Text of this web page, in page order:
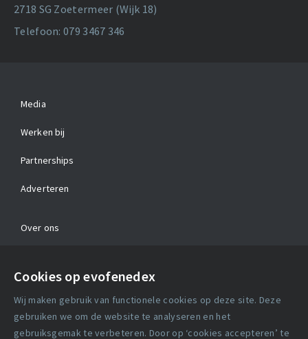
Cookies op evofenedex
Wij maken gebruik van functionele cookies op deze site. Deze
gebruiken we om de website te analyseren en het
gebruiksgemak te verbeteren. Door op ‘cookies accepteren’ te
2718 SG Zoetermeer (Wijk 18)
Telefoon: 079 3467 346
Media
Werken bij
Partnerships
Adverteren
Over ons
Algemene voorwaarden
Cookie verklaring